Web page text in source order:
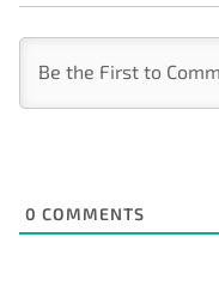
0 COMMENTS